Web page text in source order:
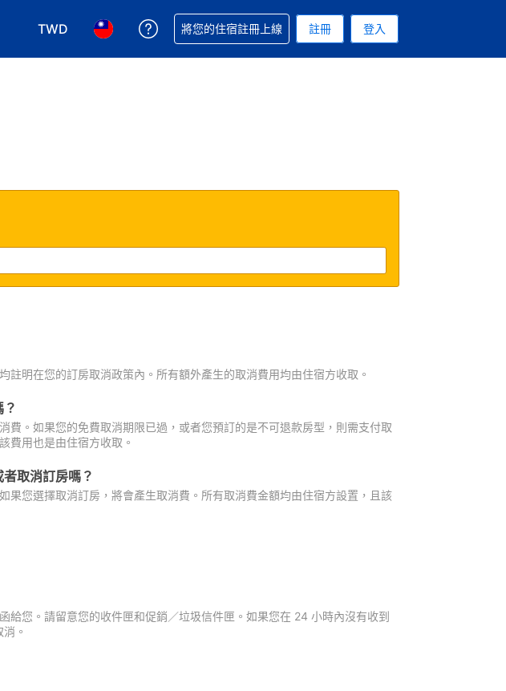
TWD
選擇您使用的幣別. 您現在所使用的幣別為新台幣
選擇您使用的語言. 您目前所選的語言是繁體中文
取得訂單相關協助
將您的住宿註冊上線 註冊 登入
註明在您的訂房取消政策內。所有額外產生的取消費用均由住宿方收取。
費。如果您的免費取消期限已過，或者您預訂的是不可退款房型，則需支付取
費用也是由住宿方收取。
取消訂房嗎？
果您選擇取消訂房，將會產生取消費。所有取消費金額均由住宿方設置，且該
給您。請留意您的收件匣和促銷／垃圾信件匣。如果您在 24 小時內沒有收到
。